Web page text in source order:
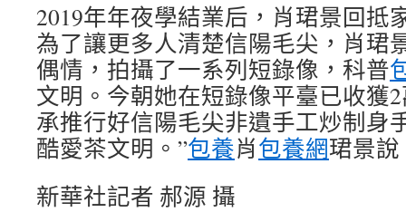
2019年年夜學結業后，肖珺景回抵
為了讓更多人清楚信陽毛尖，肖珺
偶情，拍攝了一系列短錄像，科普
文明。今朝她在短錄像平臺已收獲
承推行好信陽毛尖非遺手工炒制身
酷愛茶文明。”包養肖包養網珺景說
新華社記者 郝源 攝